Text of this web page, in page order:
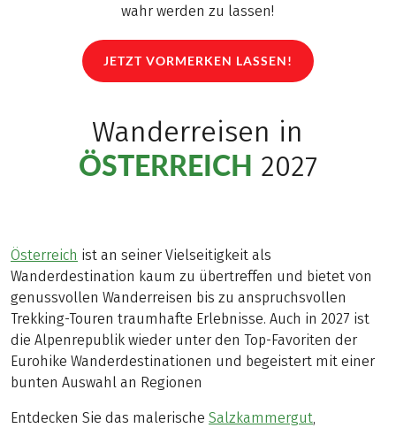
wahr werden zu lassen!
JETZT VORMERKEN LASSEN!(LINK ÖFFNET IN NEUEM TAB)
Wanderreisen in
ÖSTERREICH 2027
Österreich ist an seiner Vielseitigkeit als
Wanderdestination kaum zu übertreffen und bietet von
genussvollen Wanderreisen bis zu anspruchsvollen
Trekking-Touren traumhafte Erlebnisse. Auch in 2027 ist
die Alpenrepublik wieder unter den Top-Favoriten der
Eurohike Wanderdestinationen und begeistert mit einer
bunten Auswahl an Regionen
Entdecken Sie das malerische Salzkammergut,